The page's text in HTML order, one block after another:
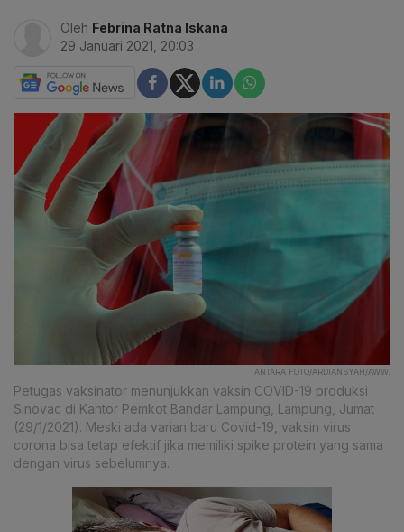
Oleh Febrina Ratna Iskana
29 Januari 2021, 20:03
ANTARA FOTO/ARDIANSYAH/AWW.
Petugas vaksinator menunjukkan vaksin COVID-19 produksi
Sinovac di Kantor Pemkot Bandar Lampung, Lampung, Jumat
(29/1/2021). Meski ada varian baru Covid-19, vaksin virus
corona bisa tetap efektif jika memiliki spike protein yang sama
dengan virus sebelumnya.